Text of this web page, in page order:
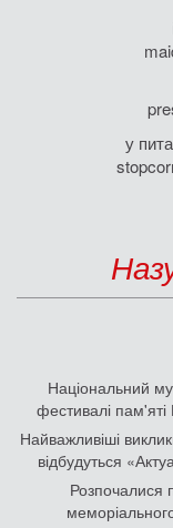
у
Національний
фестивалі
Найважливіші
відбудуться
Розпочалися